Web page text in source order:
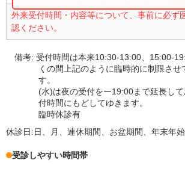
外来受付時間・内容等について、事前に必ず
認ください。
備考:受付時間は本来10:30-13:00、15:00-
くの間上記のように臨時的に制限させ
す。
(水)は夜の受付をー19:00まで延長し
付時間にもどしてゆきます。
臨時休診有
休診日:日、月、連休期間、お盆期間、年末年
受診しやすい時間帯